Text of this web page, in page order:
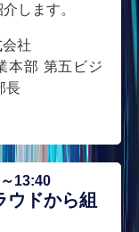
します。
社
本部 第五ビジ
長
13:40
ウドから組